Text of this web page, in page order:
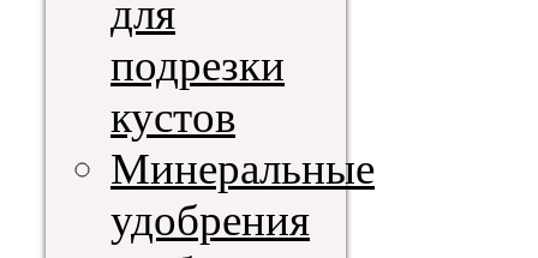
для
подрезки
кустов
Минеральные
удобрения